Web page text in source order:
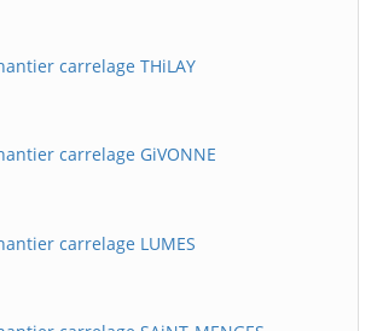
carrelage THiLAY
carrelage GiVONNE
carrelage LUMES